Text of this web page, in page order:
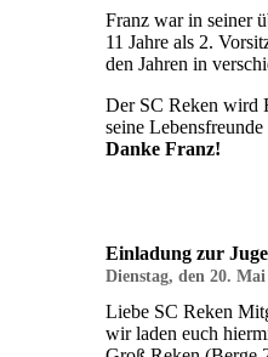
Franz war in seiner
11 Jahre als 2.
den Jahren in
Der SC Reken wird
seine
Danke Franz!
Einladung zur
Dienstag, den 20.
Liebe SC Reken
wir laden euch